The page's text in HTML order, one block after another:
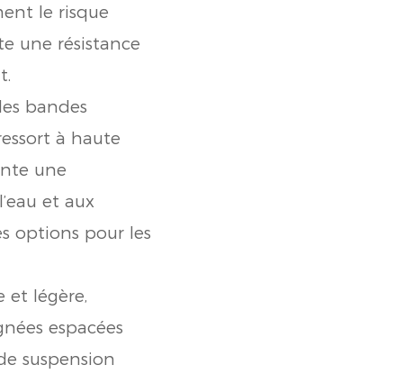
le risque
une résistance
bandes
à haute
une
et aux
options pour les
et légère,
espacées
suspension